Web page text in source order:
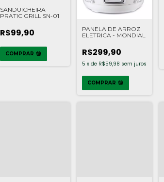
SANDUICHEIRA
PRATIC GRILL SN-01
R$99,90
COMPRAR
PANELA DE ARROZ
ELETRICA - MONDIAL
R$299,90
5 x de R$59,98 sem juros
COMPRAR